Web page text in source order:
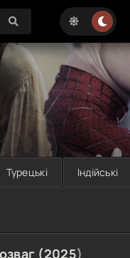
Турецькі Індійські
(2025)